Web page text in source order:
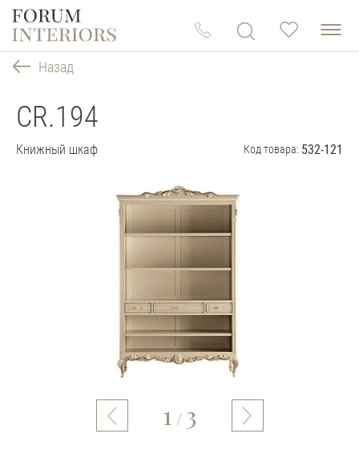
Назад
1 / 3
CR.194
Книжный шкаф Код товара: 532-121